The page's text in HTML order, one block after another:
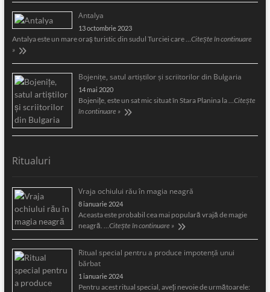
Antalya
13 octombrie 2023
Antalya este un mare oraş turistic din sudul Turciei care … Citește în continuare
»
Bojeniţe, satul artiştilor şi scriitorilor din Bulgaria
14 mai 2020
Bojeniţe, este un sat mic situat în Stara Planina la … Citește
în continuare »
Ritualuri
Vraja ochiului rău în magia neagră
8 ianuarie 2024
Aceasta este probabil cea mai populară vrajă de magie
neagră. … Citește în continuare »
Ritual special pentru a produce impotență unui
bărbat
1 ianuarie 2024
Pentru acest ritual special, aveți nevoie de următoarele: